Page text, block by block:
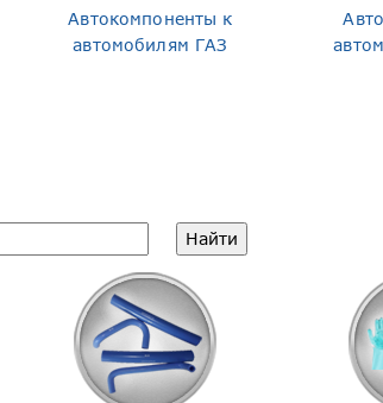
Автокомпоненты к
автомобилям ГАЗ